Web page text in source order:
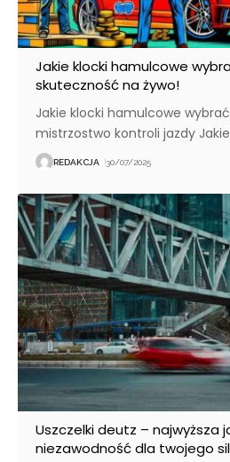
Jakie klocki hamulcowe
skuteczność na żywo!
Jakie klocki hamulcowe
mistrzostwo kontroli jazdy
REDAKCJA 30/07/2025
Uszczelki deutz – najwyższa
niezawodność dla twojego